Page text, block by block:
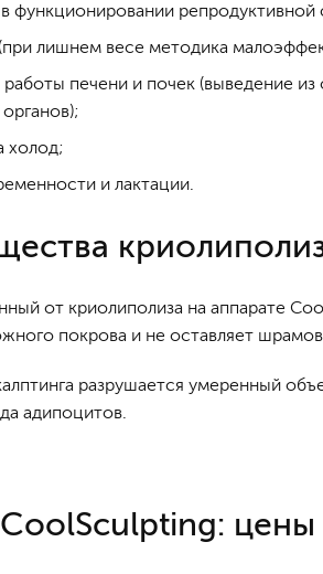
функционировании репродуктивной
лишнем весе методика
печени и почек (выведение
холод;
и лактации.
от криолиполиза на аппарате
покрова и не оставляет
разрушается умеренный
адипоцитов.
цены